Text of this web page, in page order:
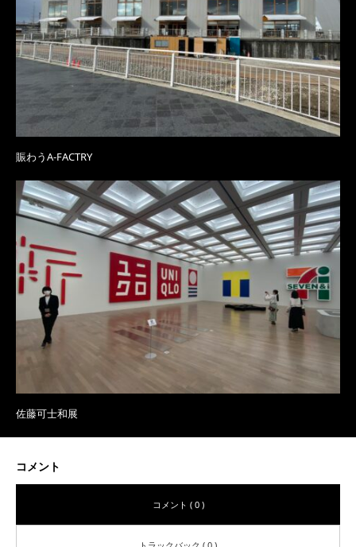
賑わうA-FACTRY
佐藤可士和展
コメント
コメント ( 0 )